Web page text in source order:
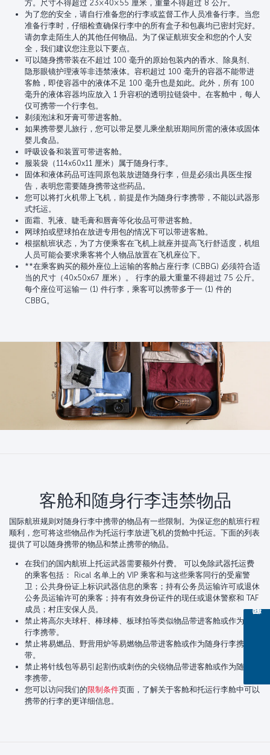
方。尺寸不得超过 23×40×55 厘米，重量不得超过 8 公斤。
为了您的安全，请自行准备您的行李或监督工作人员准备行李。当您
准备行李时，仔细检查确保行李中的所有盒子和包裹均已密封完好。
请勿拿走陌生人的其他任何物品。为了保证航班安全和您的个人安
全，我们建议您注意以下要点。
可以随身携带装在不超过 100 毫升的原始包装内的香水、除臭剂、
隐形眼镜护理液等非违禁液体。容积超过 100 毫升的容器不能带进
客舱，即使容器中的液体不足 100 毫升也是如此。此外，所有 100
毫升的液体容器均应放入 1 升容积的透明拉链袋中。在客舱中，每人
仅可携带一个行李包。
剃须泡沫和牙膏可带进客舱。
如果携带婴儿旅行，您可以带足婴儿乘坐航班期间所需的液体或固体
婴儿食品。
呼吸设备和装置可带进客舱。
服装袋（114x60x11 厘米）属于随身行李。
固体和液体药品可连同原包装放进随身行李，但是必须出具医生报
告，表明您需要随身携带这些药品。
您可以将打火机带上飞机，前提是作为随身行李携带，不能以武器形
式托运。
面霜、乳液、睫毛膏和唇膏等化妆品可带进客舱。
网球拍或壁球拍在放进专用包的情况下可以带进客舱。
根据航班状态，为了方便乘客在飞机上就座并提高飞行舒适度，机组
人员可能会要求乘客将个人物品放置在飞机座位下。
**在乘客购买的额外座位上运输的客舱占座行李 (CBBG) 必须符合适
当的尺寸（40x50x67 厘米）。 行李的最大重量不得超过 75 公斤。
每个座位可运输一 (1) 件行李，乘客可以携带多于一 (1) 件的
CBBG。
客舱和随身行李违禁物品
国际航班规则对随身行李中携带的物品有一些限制。为保证您的航班行程
顺利，您可将这些物品作为托运行李放进飞机的货舱中托运。下面的列表
提供了可以随身携带的物品和禁止携带的物品。
在我们的国内航班上托运武器需要额外付费。 可以免除武器托运费
的乘客包括： Rical 名单上的 VIP 乘客和与这些乘客同行的受雇警
卫；公共身份证上标识武器信息的乘客；持有公务员运输许可或退休
公务员运输许可的乘客；持有有效身份证件的现任或退休警察和 TAF
成员；村庄安保人员。
禁止将高尔夫球杆、棒球棒、板球拍等类似物品带进客舱或作为随身
行李携带。
禁止将易燃品、野营用炉等易燃物品带进客舱或作为随身行李携
带。
禁止将针线包等易引起割伤或刺伤的尖锐物品带进客舱或作为随身行
李携带。
您可以访问我们的限制条件页面，了解关于客舱和托运行李舱中可以
携带的行李的更详细信息。